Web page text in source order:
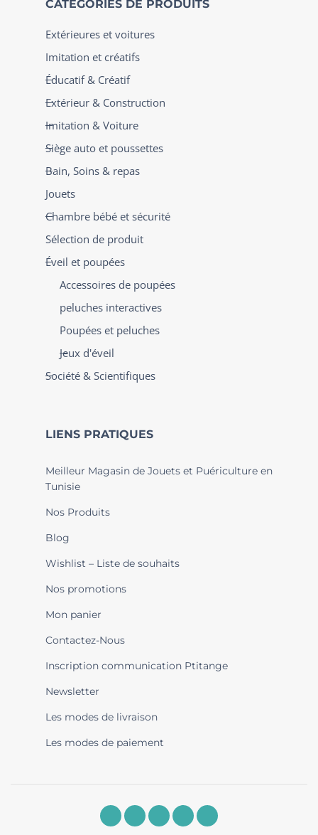
CATÉGORIES DE PRODUITS
Extérieures et voitures
Imitation et créatifs
Éducatif & Créatif
Extérieur & Construction
Imitation & Voiture
Siège auto et poussettes
Bain, Soins & repas
Jouets
Chambre bébé et sécurité
Sélection de produit
Éveil et poupées
Accessoires de poupées
peluches interactives
Poupées et peluches
Jeux d'éveil
Société & Scientifiques
LIENS PRATIQUES
Meilleur Magasin de Jouets et Puériculture en
Tunisie
Nos Produits
Blog
Wishlist – Liste de souhaits
Nos promotions
Mon panier
Contactez-Nous
Inscription communication Ptitange
Newsletter
Les modes de livraison
Les modes de paiement